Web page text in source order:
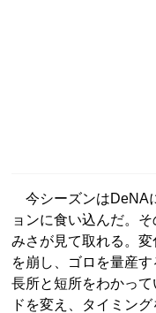
今シーズンはDeNA
ョンに食い込んだ。
みさが見て取れる。
を崩し、ゴロを量産
長所と短所をわかっ
ドを変え、タイミン